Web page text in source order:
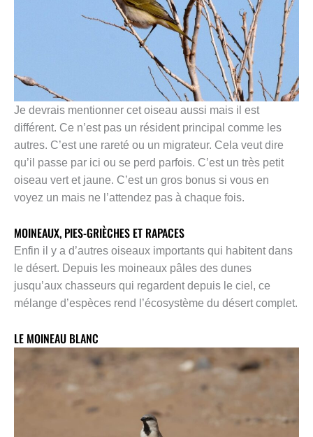
Je devrais mentionner cet oiseau aussi mais il est
différent. Ce n’est pas un résident principal comme les
autres. C’est une rareté ou un migrateur. Cela veut dire
qu’il passe par ici ou se perd parfois. C’est un très petit
oiseau vert et jaune. C’est un gros bonus si vous en
voyez un mais ne l’attendez pas à chaque fois.
MOINEAUX, PIES-GRIÈCHES ET RAPACES
Enfin il y a d’autres oiseaux importants qui habitent dans
le désert. Depuis les moineaux pâles des dunes
jusqu’aux chasseurs qui regardent depuis le ciel, ce
mélange d’espèces rend l’écosystème du désert complet.
LE MOINEAU BLANC